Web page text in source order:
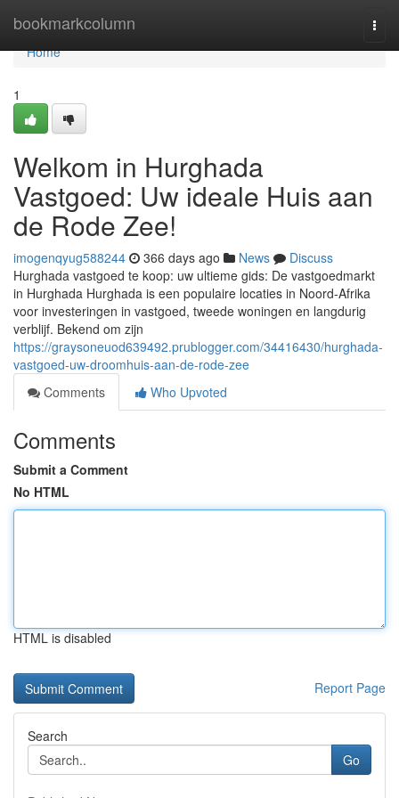
bookmarkcolumn
Home
Home
1
Welkom in Hurghada
Vastgoed: Uw ideale Huis aan
de Rode Zee!
imogenqyug588244 366 days ago News
Discuss
Hurghada vastgoed te koop: uw ultieme gids: De vastgoedmarkt
in Hurghada Hurghada is een populaire locaties in Noord-Afrika
voor investeringen in vastgoed, tweede woningen en langdurig
verblijf. Bekend om zijn
https://graysoneuod639492.prublogger.com/34416430/hurghada-
vastgoed-uw-droomhuis-aan-de-rode-zee
Comments
Who Upvoted
Comments
Submit a Comment
No HTML
HTML is disabled
Report Page
Search
Go